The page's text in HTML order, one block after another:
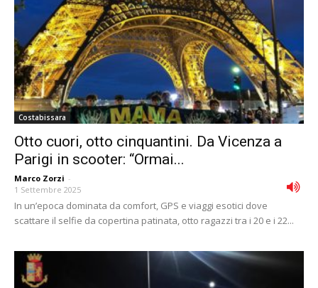
Costabissara
Otto cuori, otto cinquantini. Da Vicenza a
Parigi in scooter: “Ormai...
Marco Zorzi -
1 Settembre 2025
In un’epoca dominata da comfort, GPS e viaggi esotici dove
scattare il selfie da copertina patinata, otto ragazzi tra i 20 e i 22...